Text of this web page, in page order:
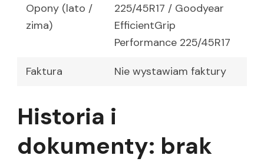
Opony (lato /
zima)
225/45R17 / Goodyear
EfficientGrip
Performance 225/45R17
Faktura Nie wystawiam faktury
Historia i
dokumenty: brak